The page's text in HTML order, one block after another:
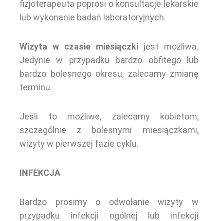
fizjoterapeuta poprosi o konsultacje lekarskie
lub wykonanie badań laboratoryjnych.
Wizyta w czasie miesiączki jest możliwa.
Jedynie w przypadku bardzo obfitego lub
bardzo bolesnego okresu, zalecamy zmianę
terminu.
Jeśli to możliwe, zalecamy kobietom,
szczególnie z bolesnymi miesiączkami,
wizyty w pierwszej fazie cyklu.
INFEKCJA
Bardzo prosimy o odwołanie wizyty w
przypadku infekcji ogólnej lub infekcji